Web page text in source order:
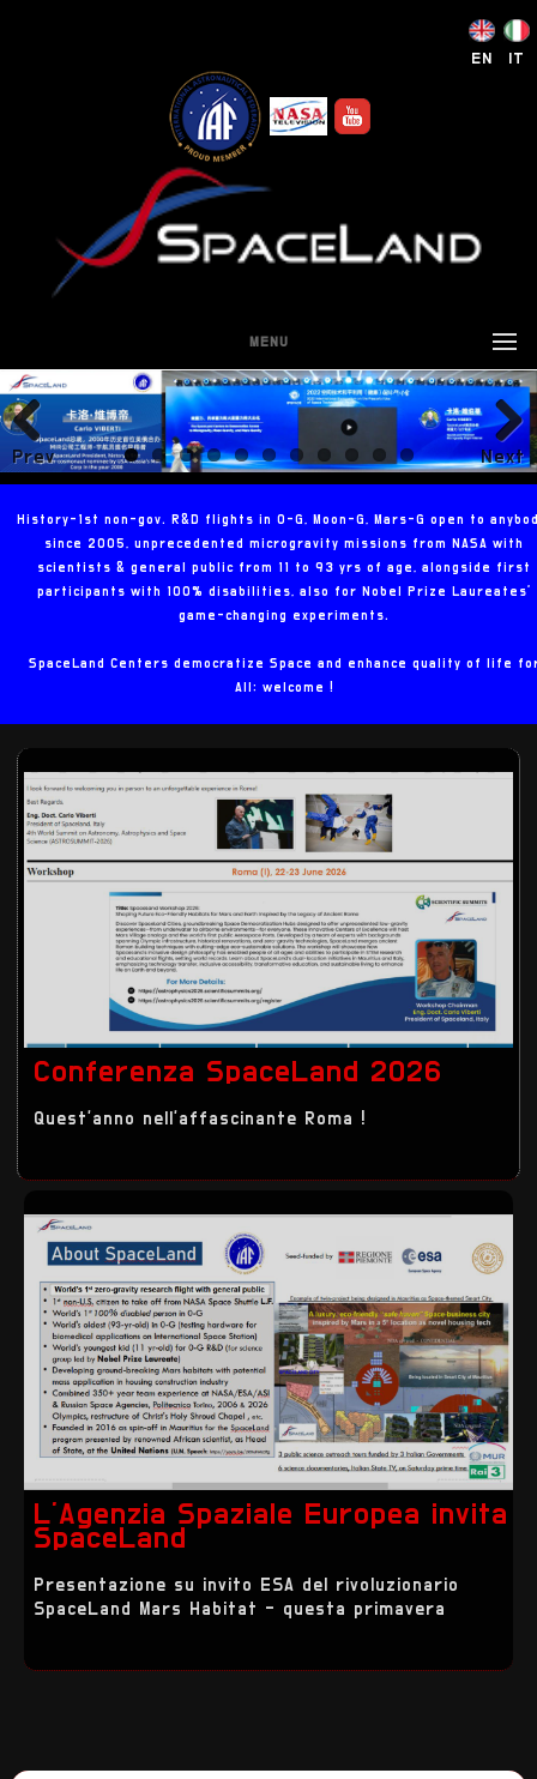
EN IT
MENU
Prev
ious
Next
History-1st non-gov. R&D flights in 0-G, Moon-G, Mars-G open to
since 2005, unprecedented microgravity missions from NASA with
scientists & general public from 11 to 93 yrs of age, alongside first
participants with 100% disabilities, also for Nobel Prize Laureates'
game-changing experiments.
SpaceLand Centers democratize Space and enhance quality of life
All: welcome !
Conferenza SpaceLand 2026
Quest'anno nell'affascinante Roma !
L'Agenzia Spaziale Europea invita
SpaceLand
Presentazione su invito ESA del rivoluzionario
SpaceLand Mars Habitat - questa primavera